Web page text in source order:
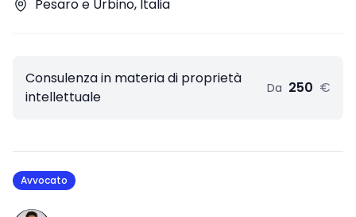
Pesaro e Urbino, Italia
Consulenza in materia di proprietà
intellettuale
Da 250 €
Avvocato